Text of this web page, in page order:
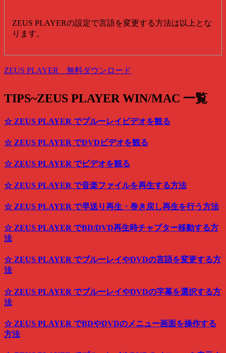
ZEUS PLAYERの設定で言語を変更する方法は以上とな
ります。
ZEUS PLAYER 無料ダウンロード
TIPS~ZEUS PLAYER WIN/MAC 一覧
☆ ZEUS PLAYER でブルーレイビデオを観る
☆ ZEUS PLAYER でDVDビデオを観る
☆ ZEUS PLAYER でビデオを観る
☆ ZEUS PLAYER で音楽ファイルを再生する方法
☆ ZEUS PLAYER で早送り再生・巻き戻し再生を行う方法
☆ ZEUS PLAYER でBD/DVD再生時チャプター移動する方
法
☆ ZEUS PLAYER でブルーレイやDVDの言語を変更する方
法
☆ ZEUS PLAYER でブルーレイやDVDの字幕を選択する方
法
☆ ZEUS PLAYER でBDやDVDのメニュー画面を操作する
方法